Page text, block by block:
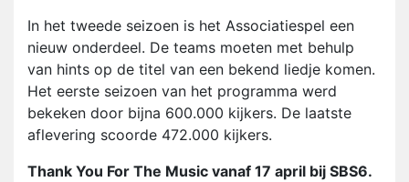
In het tweede seizoen is het Associatiespel een
nieuw onderdeel. De teams moeten met behulp
van hints op de titel van een bekend liedje komen.
Het eerste seizoen van het programma werd
bekeken door bijna 600.000 kijkers. De laatste
aflevering scoorde 472.000 kijkers.
Thank You For The Music vanaf 17 april bij SBS6.